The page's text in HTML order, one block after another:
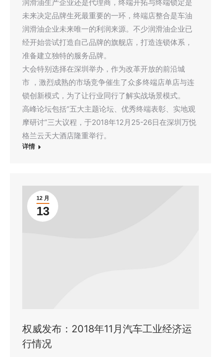
润滑油生产企业还是代理商，终端开拓与终端锁定是
未来决定品牌生死最重要的一环，终端店整合是车油
润滑油企业未来唯一的利润来源。不少润滑油企业已
经开始尝试打造自己品牌的旗舰店，打造连锁体系，
准备建立独特的服务品牌。
大会特别选择在深圳举办，作为改革开放的前沿城
市 ，激烈成熟的市场竞争催生了众多终端店单店与连
锁创新模式，为了让行业同行了解实战场景模式。
高峰论坛包括“五大主题论坛、优秀终端表彰、实地观
摩研讨”三大议程，于2018年12月25-26日在深圳万悦
格兰云天大酒店隆重举行。
详情
12 月
13
权威发布：2018年11月汽车工业经济运
行情况